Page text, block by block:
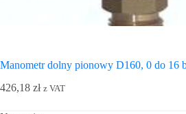
Manometr dolny pionowy D160, 0 do 16
426,18 zł z VAT